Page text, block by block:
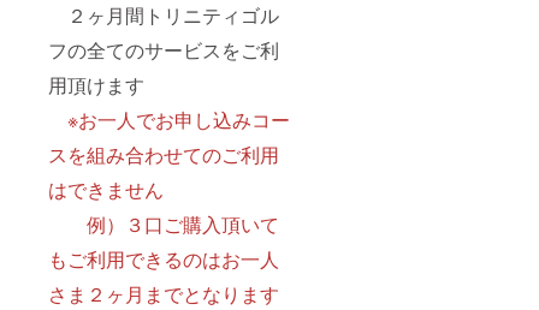
２ヶ月間トリニティゴル
フの全てのサービスをご利
用頂けます
※お一人でお申し込みコー
スを組み合わせてのご利用
はできません
例）３口ご購入頂いて
もご利用できるのはお一人
さま２ヶ月までとなります